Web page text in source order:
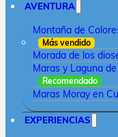
AVENTURA
Montaña de
Más vendido
Morada de los
Maras y Laguna
Recomendado
Maras Moray en
EXPERIENCIAS